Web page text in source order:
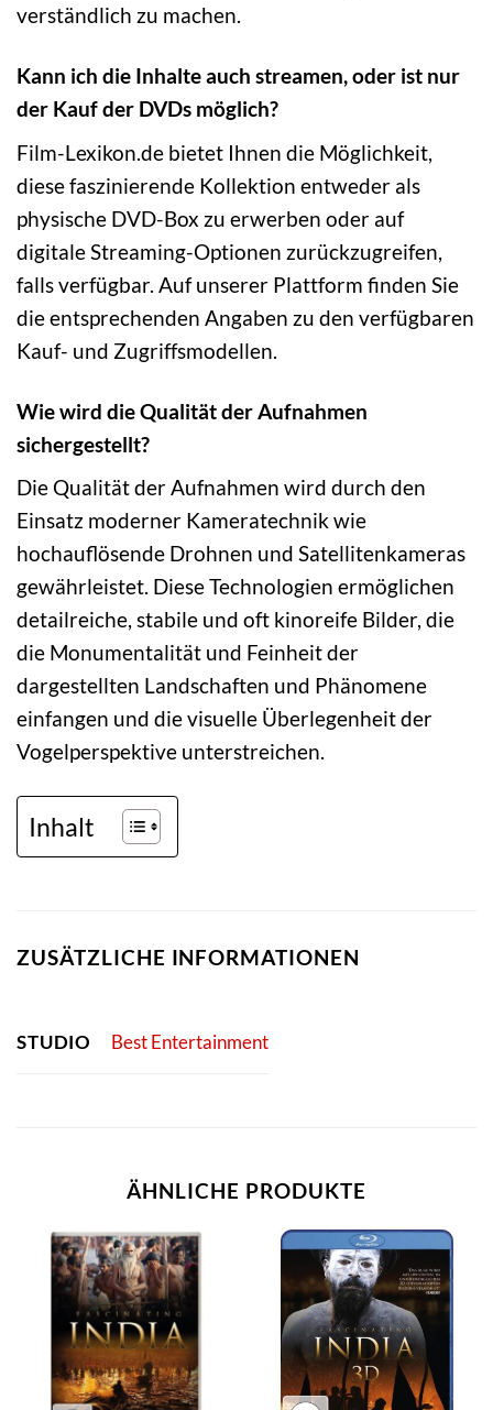
verständlich zu machen.
Kann ich die Inhalte auch streamen, oder ist nur
der Kauf der DVDs möglich?
Film-Lexikon.de bietet Ihnen die Möglichkeit,
diese faszinierende Kollektion entweder als
physische DVD-Box zu erwerben oder auf
digitale Streaming-Optionen zurückzugreifen,
falls verfügbar. Auf unserer Plattform finden Sie
die entsprechenden Angaben zu den verfügbaren
Kauf- und Zugriffsmodellen.
Wie wird die Qualität der Aufnahmen
sichergestellt?
Die Qualität der Aufnahmen wird durch den
Einsatz moderner Kameratechnik wie
hochauflösende Drohnen und Satellitenkameras
gewährleistet. Diese Technologien ermöglichen
detailreiche, stabile und oft kinoreife Bilder, die
die Monumentalität und Feinheit der
dargestellten Landschaften und Phänomene
einfangen und die visuelle Überlegenheit der
Vogelperspektive unterstreichen.
Inhalt
ZUSÄTZLICHE INFORMATIONEN
STUDIO Best Entertainment
ÄHNLICHE PRODUKTE